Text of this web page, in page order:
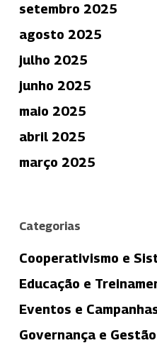
setembro 2025
agosto 2025
julho 2025
junho 2025
maio 2025
abril 2025
março 2025
Categorias
Cooperativismo e
Educação e
Eventos e
Governança e Gestão